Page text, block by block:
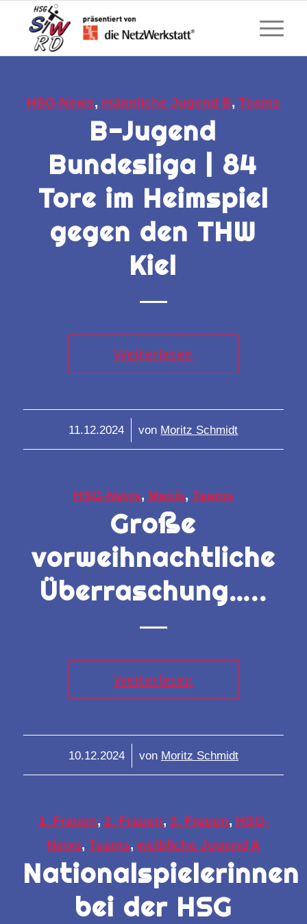
HSG-News, männliche Jugend B, Teams
B-Jugend
Bundesliga | 84
Tore im Heimspiel
gegen den THW
Kiel
Weiterlesen
11.12.2024
/ von Moritz Schmidt
HSG-News, Maxis, Teams
Große
vorweihnachtliche
Überraschung…..
Weiterlesen
10.12.2024
/ von Moritz Schmidt
1. Frauen, 2. Frauen, 3. Frauen, HSG-
News, Teams, weibliche Jugend A
Nationalspielerinnen
bei der HSG